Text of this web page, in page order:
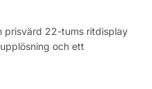
prisvärd 22-tums ritdisplay
och ett